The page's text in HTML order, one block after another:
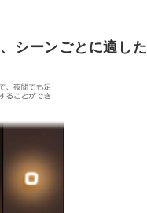
シーンごとに適し